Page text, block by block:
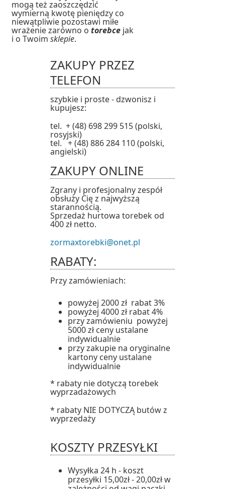
mogą też zaoszczędzić
wymierną kwotę pieniędzy co
niewątpliwie pozostawi miłe
wrażenie zarówno otorebce jak
i o Twoimsklepie.
ZAKUPY PRZEZ
TELEFON
szybkie i proste - dzwonisz i
kupujesz:
tel. + (48) 698 299 515 (polski,
rosyjski)
tel. + (48) 886 284 110 (polski,
angielski)
ZAKUPY ONLINE
Zgrany i profesjonalny zespół
obsłuży Cię z najwyższą
starannością.
Sprzedaż hurtowa torebek od
400 zł netto.
zormaxtorebki@onet.pl
RABATY:
Przy zamówieniach:
powyżej 2000 zł rabat 3%
powyżej 4000 zł rabat 4%
przy zamówieniu powyżej
5000 zł ceny ustalane
indywidualnie
przy zakupie na oryginalne
kartony ceny ustalane
indywidualnie
* rabaty nie dotyczą torebek
wyprzadażowych
* rabaty NIE DOTYCZĄ butów z
wyprzedaży
KOSZTY PRZESYŁKI
Wysyłka 24 h - koszt
przesyłki 15,00zł - 20,00zł w